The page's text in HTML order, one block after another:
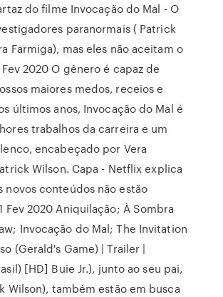
do filme Invocação do Mal - O
paranormais ( Patrick
Farmiga), mas eles não aceitam o
2020 O gênero é capaz de
maiores medos, receios e
últimos anos, Invocação do Mal é
trabalhos da carreira e um
encabeçado por Vera
Wilson. Capa - Netflix explica
novos conteúdos não estão
Fev 2020 Aniquilação; À Sombra
Invocação do Mal; The Invitation
(Gerald's Game) | Trailer |
[HD] Buie Jr.), junto ao seu pai,
Wilson), também estão em busca